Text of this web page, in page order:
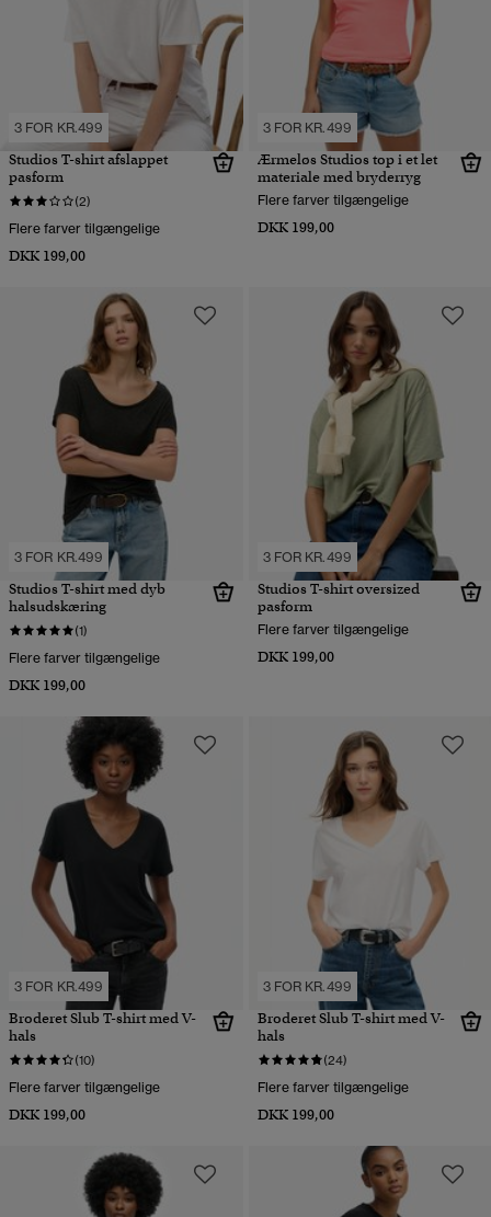
3 FOR KR.499
Studios T-shirt afslappet
pasform
(2)
Flere farver tilgængelige
DKK 199,00
3 FOR KR.499
Ærmeløs Studios top i et let
materiale med bryderryg
Flere farver tilgængelige
DKK 199,00
3 FOR KR.499
Studios T-shirt med dyb
halsudskæring
(1)
Flere farver tilgængelige
DKK 199,00
3 FOR KR.499
Studios T-shirt oversized
pasform
Flere farver tilgængelige
DKK 199,00
3 FOR KR.499
Broderet Slub T-shirt med V-
hals
(10)
Flere farver tilgængelige
DKK 199,00
3 FOR KR.499
Broderet Slub T-shirt med V-
hals
(24)
Flere farver tilgængelige
DKK 199,00